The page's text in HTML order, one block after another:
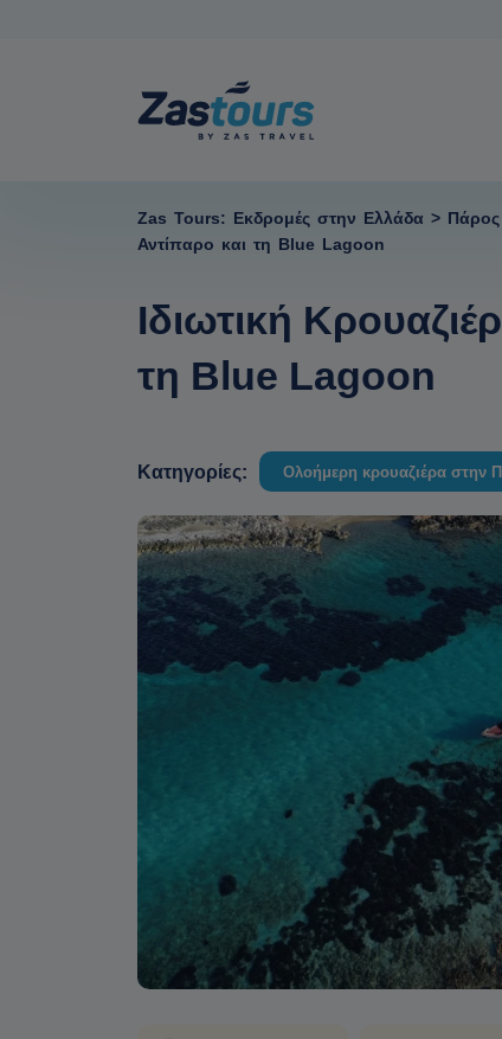
Zas Tours: Εκδρομές στην Ελλάδα > Πάρος
Αντίπαρο και τη Blue Lagoon
Ιδιωτική
τη Blue Lagoon
Κατηγορίες: Ολοήμερη κρουαζιέρα στην